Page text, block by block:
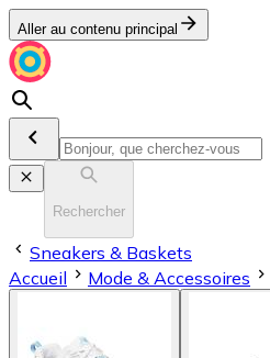
Aller au contenu principal
Rechercher
Sneakers & Baskets
Accueil
Mode & Accessoires